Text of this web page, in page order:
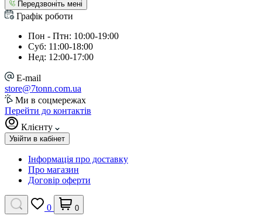
Передзвоніть мені
Графік роботи
Пон - Птн: 10:00-19:00
Суб: 11:00-18:00
Нед: 12:00-17:00
E-mail
store@7tonn.com.ua
Ми в соцмережах
Перейти до контактів
Клієнту
Увійти в кабінет
Інформація про доставку
Про магазин
Договір оферти
0 0